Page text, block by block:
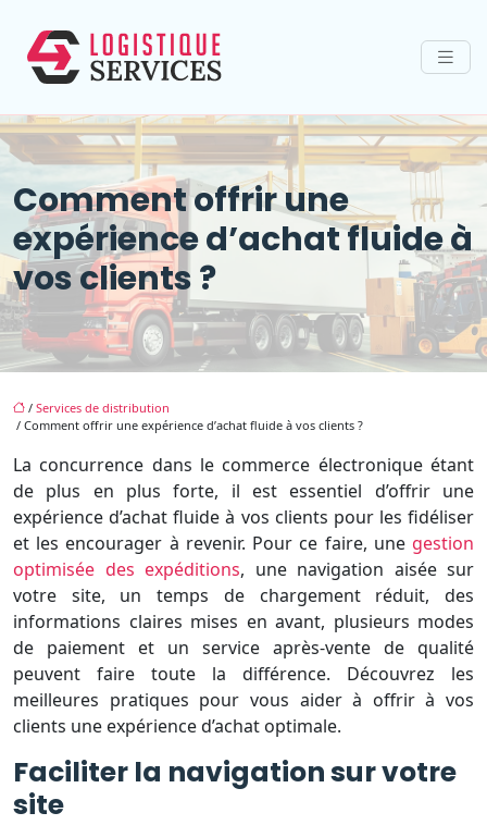
Comment offrir une
expérience d’achat fluide à
vos clients ?
/ Services de distribution
/ Comment offrir une expérience d’achat fluide à vos clients ?
La concurrence dans le commerce électronique étant
de plus en plus forte, il est essentiel d’offrir une
expérience d’achat fluide à vos clients pour les fidéliser
et les encourager à revenir. Pour ce faire, une gestion
optimisée des expéditions, une navigation aisée sur
votre site, un temps de chargement réduit, des
informations claires mises en avant, plusieurs modes
de paiement et un service après-vente de qualité
peuvent faire toute la différence. Découvrez les
meilleures pratiques pour vous aider à offrir à vos
clients une expérience d’achat optimale.
Faciliter la navigation sur votre
site